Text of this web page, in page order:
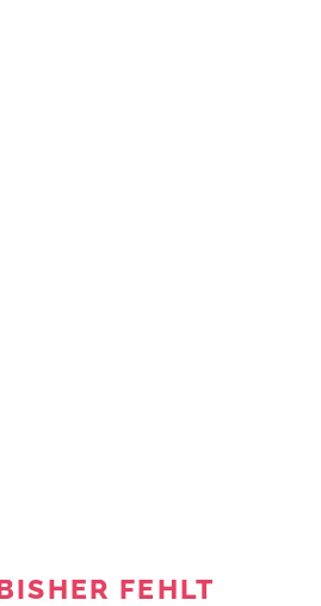
FEHLT